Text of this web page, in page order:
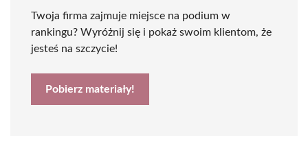
Twoja firma zajmuje miejsce na podium w
rankingu? Wyróżnij się i pokaż swoim klientom, że
jesteś na szczycie!
Pobierz materiały!